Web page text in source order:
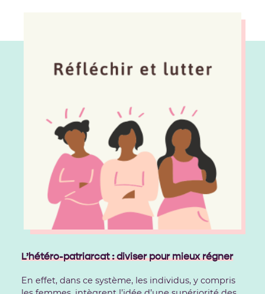
L’hétéro-patriarcat : diviser pour mieux régner
En effet, dans ce système, les individus, y compris